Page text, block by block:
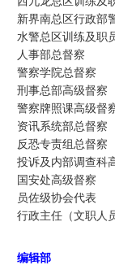
新界南总区行政部
水警总区训练及职
人事部总督察
警察学院总督察
刑事总部高级督察
警察牌照课高级督
资讯系统部总督察
反恐专责组总督察
投诉及内部调查科
国安处高级督察
员佐级协会代表
行政主任（文职人
编辑部